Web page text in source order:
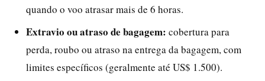
quando o voo atrasar mais de 6 horas.
Extravio ou atraso de bagagem: cobertura para
perda, roubo ou atraso na entrega da bagagem, com
limites específicos (geralmente até US$ 1.500).